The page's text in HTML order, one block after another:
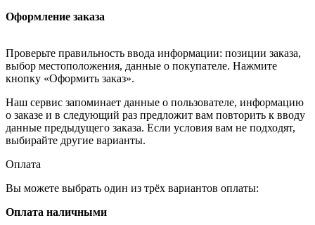
Оформление заказа
Проверьте правильность ввода информации: позиции заказа,
выбор местоположения, данные о покупателе. Нажмите
кнопку «Оформить заказ».
Наш сервис запоминает данные о пользователе, информацию
о заказе и в следующий раз предложит вам повторить к вводу
данные предыдущего заказа. Если условия вам не подходят,
выбирайте другие варианты.
Оплата
Вы можете выбрать один из трёх вариантов оплаты:
Оплата наличными